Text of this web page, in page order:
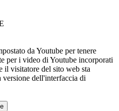
da Youtube per tenere
per i video di Youtube incorporati
il visitatore del sito web sta
dell'interfaccia di